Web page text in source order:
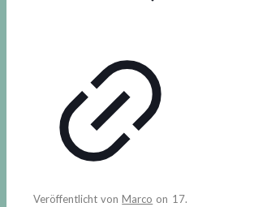
Veröffentlicht vonMarco on 17.